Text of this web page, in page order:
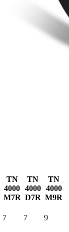
TN
4000
M7R
TN
4000
D7R
TN
4000
M9R
7 7 9